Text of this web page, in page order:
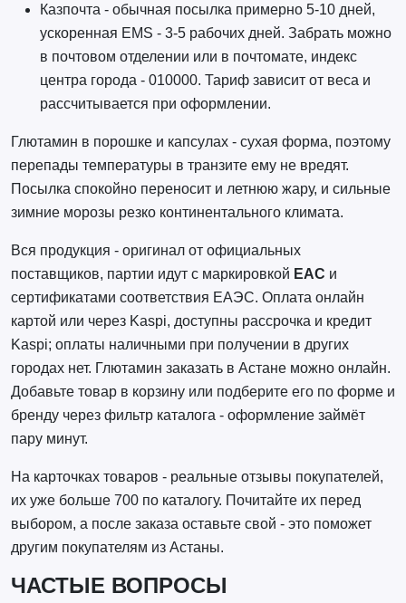
Казпочта - обычная посылка примерно 5-10 дней,
ускоренная EMS - 3-5 рабочих дней. Забрать можно
в почтовом отделении или в почтомате, индекс
центра города - 010000. Тариф зависит от веса и
рассчитывается при оформлении.
Глютамин в порошке и капсулах - сухая форма, поэтому
перепады температуры в транзите ему не вредят.
Посылка спокойно переносит и летнюю жару, и сильные
зимние морозы резко континентального климата.
Вся продукция - оригинал от официальных
поставщиков, партии идут с маркировкой EAC и
сертификатами соответствия ЕАЭС. Оплата онлайн
картой или через Kaspi, доступны рассрочка и кредит
Kaspi; оплаты наличными при получении в других
городах нет. Глютамин заказать в Астане можно онлайн.
Добавьте товар в корзину или подберите его по форме и
бренду через фильтр каталога - оформление займёт
пару минут.
На карточках товаров - реальные отзывы покупателей,
их уже больше 700 по каталогу. Почитайте их перед
выбором, а после заказа оставьте свой - это поможет
другим покупателям из Астаны.
ЧАСТЫЕ ВОПРОСЫ